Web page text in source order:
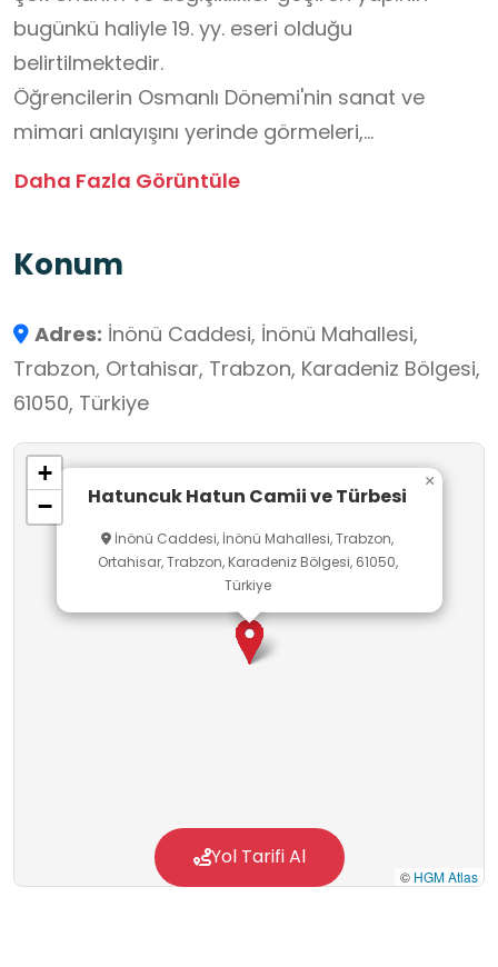
bugünkü haliyle 19. yy. eseri olduğu
belirtilmektedir.
Öğrencilerin Osmanlı Dönemi'nin sanat ve
mimari anlayışını yerinde görmeleri,
cami bölümlerini tanımaları (mihrap, minber,
mekânlara saygılı davranma kültürünü
çok önemli bir okul dışı öğrenme ortamı özelliği
taşımaktadır.
Daha Fazla Görüntüle
Konum
Adres: İnönü Caddesi, İnönü Mahallesi,
Trabzon, Ortahisar, Trabzon, Karadeniz Bölgesi,
61050, Türkiye
Hatuncuk Hatun Camii ve Türbesi
İnönü Caddesi, İnönü Mahallesi, Trabzon,
Ortahisar, Trabzon, Karadeniz Bölgesi, 61050,
Türkiye
×
+
−
© HGM Atlas
Yol Tarifi Al